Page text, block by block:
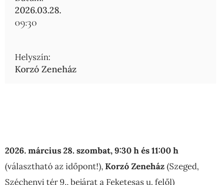
2026.03.28.
09:30
Helyszín:
Korzó Zeneház
2026. március 28. szombat, 9:30 h és 11:00 h
(választható az időpont!),Korzó Zeneház (Szeged,
Széchenyi tér 9., bejárat a Feketesas u. felől)